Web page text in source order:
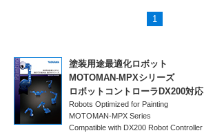
1
塗装用途最適化ロボット
MOTOMAN-MPXシリーズ
ロボットコントローラDX200対応
Robots Optimized for Painting
MOTOMAN-MPX Series
Compatible with DX200 Robot Controller